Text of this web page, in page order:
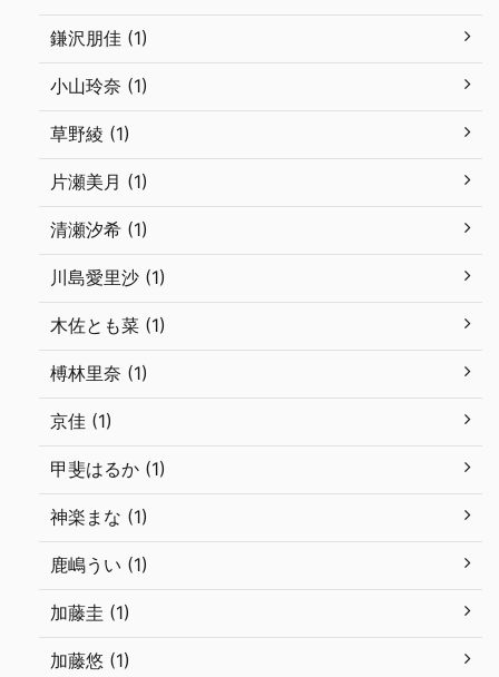
鎌沢朋佳 (1)
小山玲奈 (1)
草野綾 (1)
片瀬美月 (1)
清瀬汐希 (1)
川島愛里沙 (1)
木佐とも菜 (1)
榑林里奈 (1)
京佳 (1)
甲斐はるか (1)
神楽まな (1)
鹿嶋うい (1)
加藤圭 (1)
加藤悠 (1)